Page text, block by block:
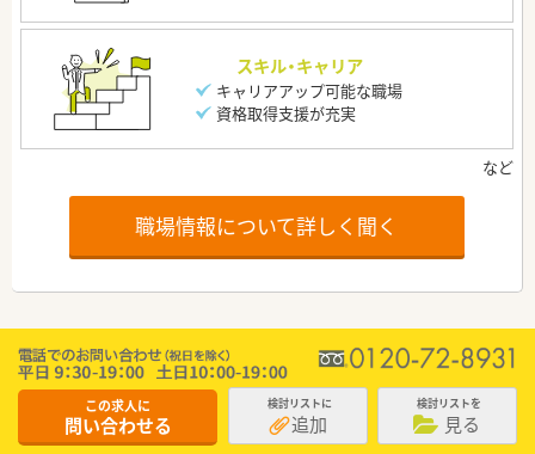
スキル・キャリア
キャリアアップ可能な職場
資格取得支援が充実
職場情報について詳しく聞く
この求人に
問い合わせる
検討リストに
追加
検討リストを
見る